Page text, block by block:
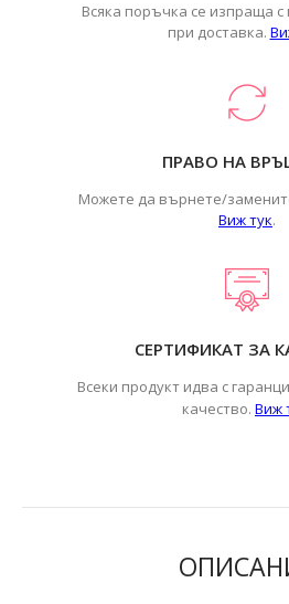
Всяка поръчка се изпраща
при доставка.
ПРАВО НА
Можете да върнете/
Виж тук.
СЕРТИФИКАТ ЗА
Всеки продукт идва с
качество. Виж